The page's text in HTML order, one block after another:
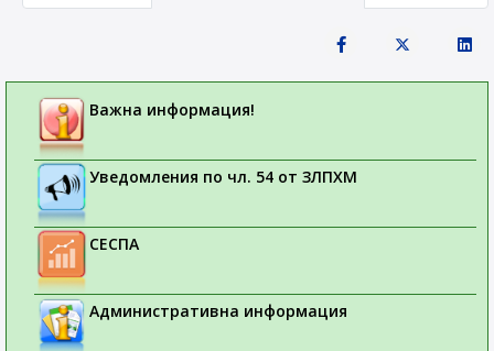
Важна информация!
Уведомления по чл. 54 от ЗЛПХМ
СЕСПА
Административна информация